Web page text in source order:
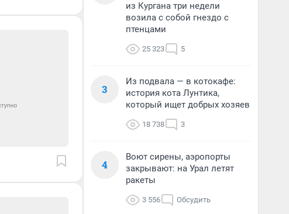
из Кургана три недели
возила с собой гнездо с
птенцами
25 323 5
3
Из подвала — в котокафе:
история кота Лунтика,
который ищет добрых хозяев
18 738 3
4
Воют сирены, аэропорты
закрывают: на Урал летят
ракеты
3 556 Обсудить